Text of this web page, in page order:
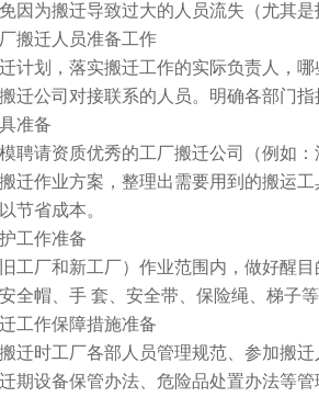
因为搬迁导致过大的人员流失（尤其是
搬迁人员准备工作
计划，落实搬迁工作的实际负责人，
迁公司对接联系的人员。明确各部门
准备
聘请资质优秀的工厂搬迁公司（例如
迁作业方案，整理出需要用到的搬运
节省成本。
工作准备
工厂和新工厂）作业范围内，做好醒
全帽、手 套、安全带、保险绳、梯子
工作保障措施准备
迁时工厂各部人员管理规范、参加搬
期设备保管办法、危险品处置办法等